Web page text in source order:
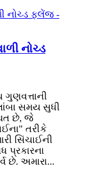
નોચ્ડ
ગુણવત્તાની
સમય સુધી
છે, જે
તરીકે
સિંચાઈની
પ્રકારના
છે. અમારા...